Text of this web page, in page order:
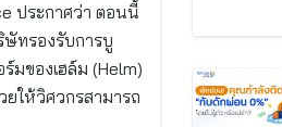
ประกาศว่า ตอนนี้
ทรองรับการบู
มของเฮล์ม (Helm)
ยให้วิศวกรสามารถ